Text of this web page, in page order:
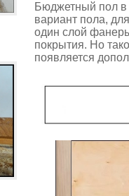
Бюджетный пол в
вариант пола,
один слой
покрытия. Но
появляется